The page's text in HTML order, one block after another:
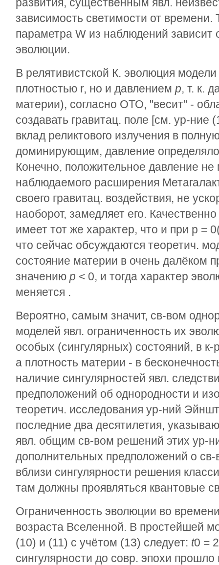
зависимость светимости от времени.
параметра W из наблюдений зависит
эволюции.
В релятивистской К. эволюция
плотностью r, но и давлением р, т. к.
материи), согласно ОТО, "весит" -
создавать гравитац. поле [см. ур-ние
вклад реликтового излучения в
доминирующим, давление
Конечно, положительное давление не
наблюдаемого расширения
своего гравитац. воздействия, не
наоборот, замедляет его.
имеет тот же характер, что и при р =
что сейчас обсуждаются теоретич.
состояние материи в очень далёком
значению р < 0, и тогда характер
меняется .
Вероятно, самым значит, св-вом
моделей явл. ограниченность их
особых (сингулярных) состояний, в
а плотность материи - в
наличие сингулярностей явл.
предположений об однородности и
теоретич. исследования ур-ний
последние два десятилетия,
явл. общим св-вом решений этих ур-
дополнительных предположений о
вблизи сингулярности решения
там должны проявляться квантовые
Ограниченность эволюции во
возраста Вселенной. В простейшей
(10) и (11) с учётом (13) следует: t0 = 2
сингулярности до совр. эпохи